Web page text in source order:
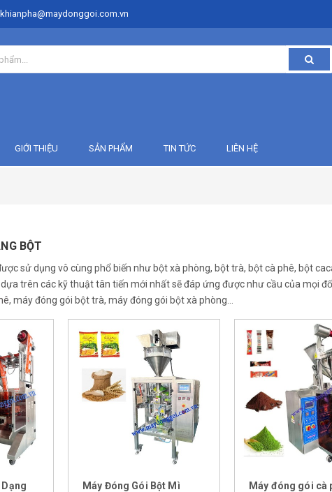
GIỚI THIỆU SẢN PHẨM TIN TỨC LIÊN HỆ
BỘT
sử dụng vô cùng phổ biến như bột xà phòng, bột trà, bột cà phê, bột
trên các kỹ thuật tân tiến mới nhất sẽ đáp ứng được như cầu của mọi
, máy đóng gói bột trà, máy đóng gói bột xà phòng...
Máy Đóng Gói Bột Mì
Máy đóng gói cà